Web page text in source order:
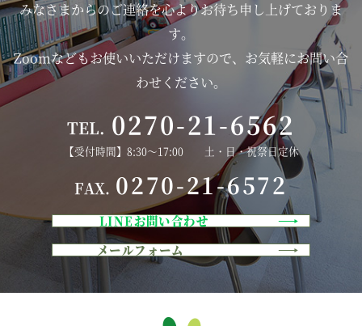
みなさまからのご連絡を心よりお待ち申し上げておりま
す。
Zoomなどもお使いいただけますので、お気軽にお問い合
わせください。
TEL. 0270-21-6562
【受付時間】8:30～17:00 土・日・祝祭日定休
FAX. 0270-21-6572
LINEお問い合わせ
メールフォーム